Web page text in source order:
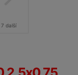
7 další